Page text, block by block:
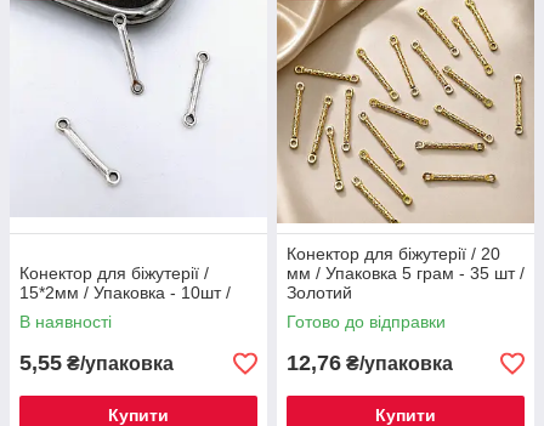
Конектор для біжутерії /
15*2мм / Упаковка - 10шт /
В наявності
5,55 ₴/упаковка
Купити
Конектор для біжутерії / 20
мм / Упаковка 5 грам - 35 шт /
Золотий
Готово до відправки
12,76 ₴/упаковка
Купити